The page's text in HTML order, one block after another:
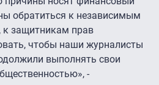
обратиться к независимым
к защитникам прав
чтобы наши журналисты
выполнять свои
-